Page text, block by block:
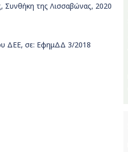
Συνθήκη της Λισσαβώνας, 2020
ΔEE, σε: ΕφημΔΔ 3/2018